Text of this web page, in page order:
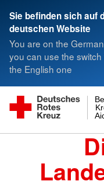
Sie befinden sich auf
deutschen Website
You are on the
you can use the switch
the English one